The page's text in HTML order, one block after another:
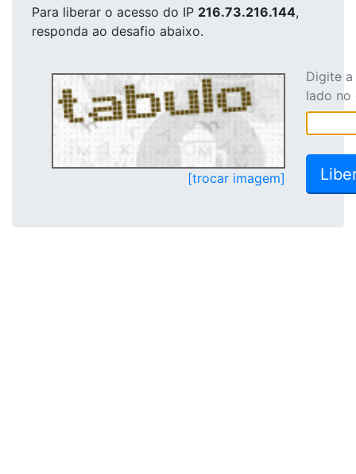
Para liberar o acesso do IP 216.73.216.144,
responda ao desafio abaixo.
[trocar imagem]
Digite
lado no